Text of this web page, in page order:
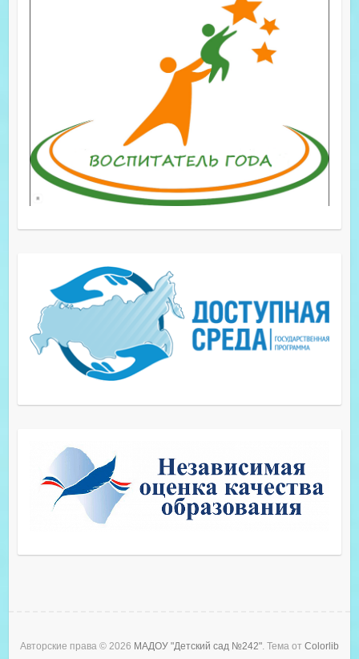
Авторские права © 2026 МАДОУ "Детский сад №242". Тема от Colorlib